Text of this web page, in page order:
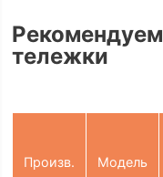
тележки
Произв. Модель